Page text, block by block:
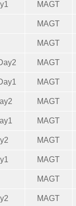
MAGT
MAGT
MAGT
MAGT
MAGT
MAGT
MAGT
MAGT
MAGT
MAGT
MAGT